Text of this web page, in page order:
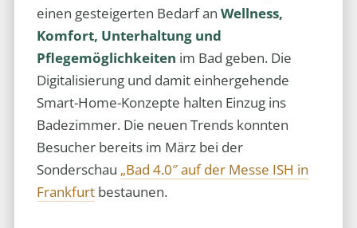
einen gesteigerten Bedarf an Wellness,
Komfort, Unterhaltung und
Pflegemöglichkeiten im Bad geben. Die
Digitalisierung und damit einhergehende
Smart-Home-Konzepte halten Einzug ins
Badezimmer. Die neuen Trends konnten
Besucher bereits im März bei der
Sonderschau „Bad 4.0″ auf der Messe ISH in
Frankfurtbestaunen.